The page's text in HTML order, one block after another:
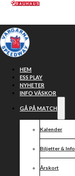
Hoppa till huvudinnehåll
HEM
ESS PLAY
NYHETER
INFO VÄSKOR
GÅ PÅ MATCH
Kalender
Biljetter & Info
Årskort